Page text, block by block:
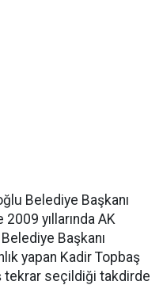
Belediye Başkanı
yıllarında AK
Başkanı
yapan Kadir Topbaş
tekrar seçildiği takdirde